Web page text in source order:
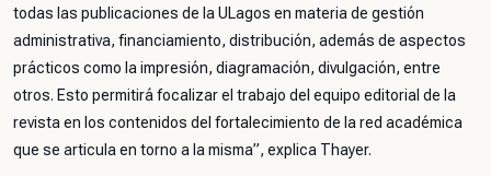
todas las publicaciones de la ULagos en materia de gestión
administrativa, financiamiento, distribución, además de aspectos
prácticos como la impresión, diagramación, divulgación, entre
otros. Esto permitirá focalizar el trabajo del equipo editorial de la
revista en los contenidos del fortalecimiento de la red académica
que se articula en torno a la misma”, explica Thayer.